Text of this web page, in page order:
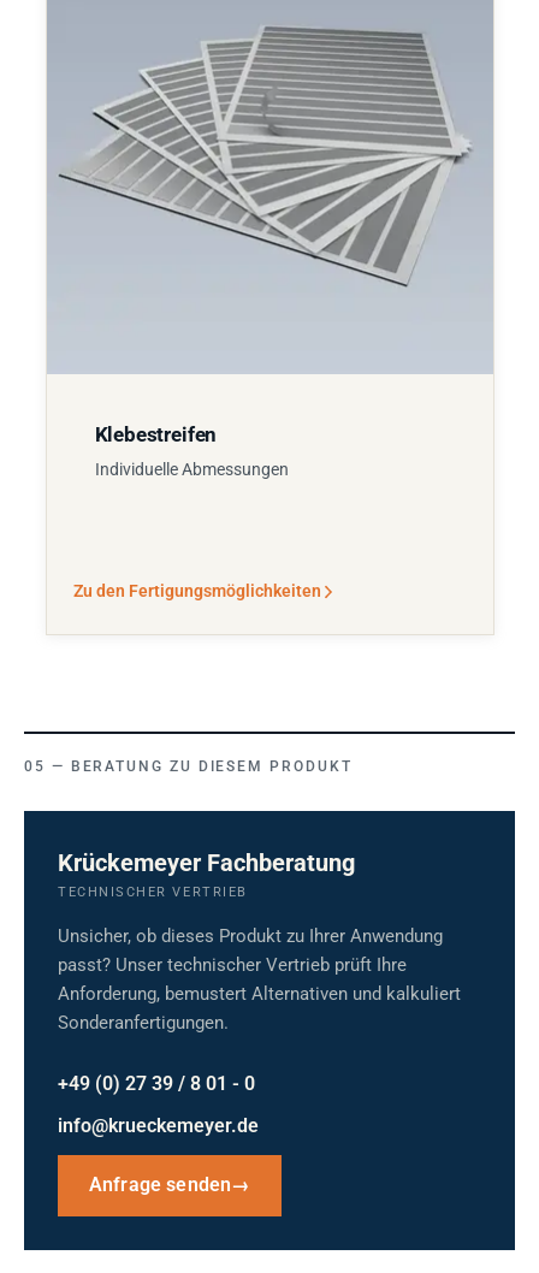
Klebestreifen
Individuelle Abmessungen
Zu den Fertigungsmöglichkeiten
BERATUNG ZU DIESEM PRODUKT
Krückemeyer Fachberatung
TECHNISCHER VERTRIEB
Unsicher, ob dieses Produkt zu Ihrer Anwendung
passt? Unser technischer Vertrieb prüft Ihre
Anforderung, bemustert Alternativen und kalkuliert
Sonderanfertigungen.
+49 (0) 27 39 / 8 01 - 0
info@krueckemeyer.de
Anfrage senden→